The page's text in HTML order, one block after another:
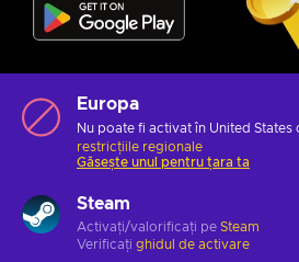
Europa
Nu poate fi activat în United
restricțiile regionale
Găsește unul pentru țara ta
Steam
Activați/valorificați pe Steam
Verificați ghidul de activare